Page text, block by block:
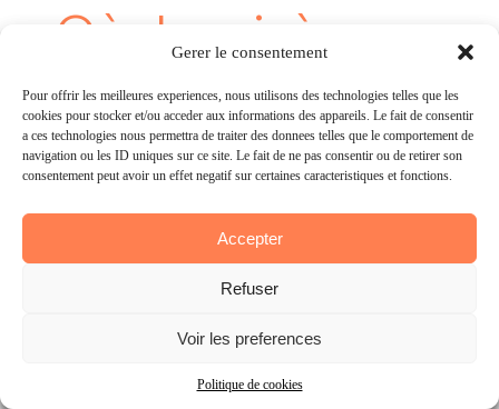
Gérer le consentement
Pour offrir les meilleures expériences, nous utilisons des technologies telles que les
cookies pour stocker et/ou accéder aux informations des appareils. Le fait de consentir
à ces technologies nous permettra de traiter des données telles que le comportement de
navigation ou les ID uniques sur ce site. Le fait de ne pas consentir ou de retirer son
consentement peut avoir un effet négatif sur certaines caractéristiques et fonctions.
Accepter
Refuser
Voir les préférences
Politique de cookies
Où dormir à
Mkomazi ?
Pendant ce séjour, nous avons dormi
Mkomazi Wilderness Retreat… et oh
la la, ce lieu mérite presque à lui seul
avec une vue magnifique sur la
Gerer le consentement
Pour offrir les meilleures experiences, nous utilisons des technologies telles que les
cookies pour stocker et/ou acceder aux informations des appareils. Le fait de consentir
a ces technologies nous permettra de traiter des donnees telles que le comportement de
navigation ou les ID uniques sur ce site. Le fait de ne pas consentir ou de retirer son
consentement peut avoir un effet negatif sur certaines caracteristiques et fonctions.
Accepter
Refuser
Voir les preferences
Politique de cookies